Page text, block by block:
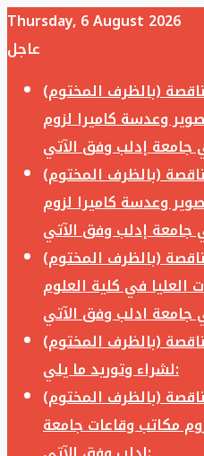
Thursday, 6 August 2026
عاجل
(بالظرف المختوم)
وعدسة كاميرا لزوم
(بالظرف المختوم)
وعدسة كاميرا لزوم
(بالظرف المختوم)
العليا في كلية العلوم
(بالظرف المختوم)
لشراء وتوريد ما يلي:
(بالظرف المختوم)
مكاتب وقاعات جامعة